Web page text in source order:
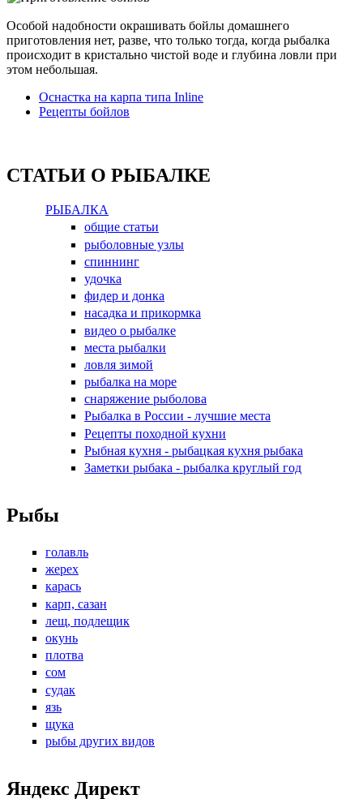
Особой надобности окрашивать бойлы домашнего
приготовления нет, разве, что только тогда, когда рыбалка
происходит в кристально чистой воде и глубина ловли при
этом небольшая.
Оснастка на карпа типа Inline
Рецепты бойлов
СТАТЬИ О РЫБАЛКЕ
РЫБАЛКА
общие статьи
рыболовные узлы
спиннинг
удочка
фидер и донка
насадка и прикормка
видео о рыбалке
места рыбалки
ловля зимой
рыбалка на море
снаряжение рыболова
Рыбалка в России - лучшие места
Рецепты походной кухни
Рыбная кухня - рыбацкая кухня рыбака
Заметки рыбака - рыбалка круглый год
Рыбы
голавль
жерех
карась
карп, сазан
лещ, подлещик
окунь
плотва
сом
судак
язь
щука
рыбы других видов
Яндекс Директ